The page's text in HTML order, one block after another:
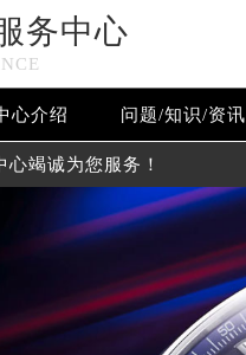
务中心
心介绍 问题/知识/资讯
竭诚为您服务！